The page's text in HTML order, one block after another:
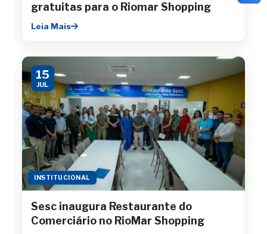
gratuitas para o Riomar Shopping
Leia Mais
15
JUL
INSTITUCIONAL
Sesc inaugura Restaurante do
Comerciário no RioMar Shopping